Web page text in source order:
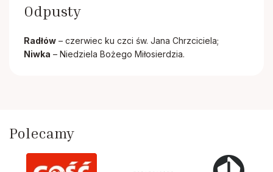
Odpusty
Radłów – czerwiec ku czci św. Jana Chrzciciela;
Niwka – Niedziela Bożego Miłosierdzia.
Polecamy